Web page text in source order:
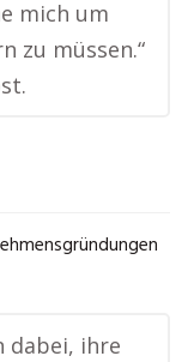
mich um
zu müssen.“
dabei, ihre